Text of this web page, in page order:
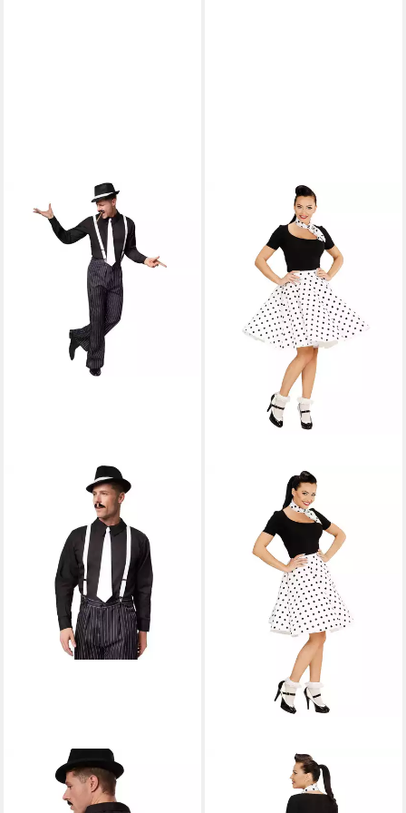
DRESSFORFUN
Kostüm Edelmann, auch
Kavalier, in schwarz/weiß, Gr.
WIDMANN S.R.L.
Kostüm Verkleidung 50er
Jahre für Damen